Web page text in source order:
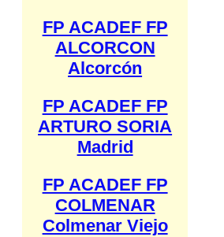
FP ACADEF FP
ALCORCON
Alcorcón
FP ACADEF FP
ARTURO SORIA
Madrid
FP ACADEF FP
COLMENAR
Colmenar Viejo